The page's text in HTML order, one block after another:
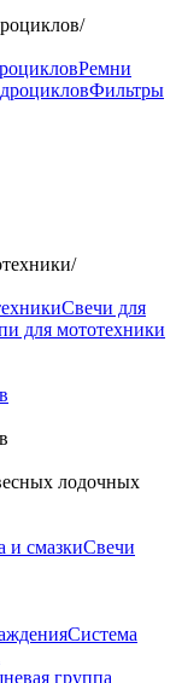
/
Ремни
Фильтры
/
Свечи для
для мототехники
лодочных
и смазкиСвечи
Система
группа